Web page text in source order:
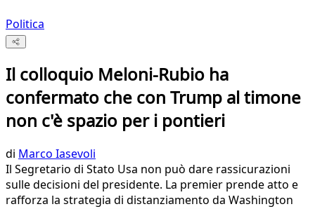
Politica
Il colloquio Meloni-Rubio ha
confermato che con Trump al timone
non c'è spazio per i pontieri
di Marco Iasevoli
Il Segretario di Stato Usa non può dare rassicurazioni
sulle decisioni del presidente. La premier prende atto e
rafforza la strategia di distanziamento da Washington